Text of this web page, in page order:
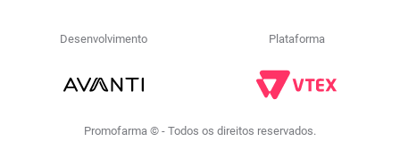
Desenvolvimento Plataforma
Promofarma © - Todos os direitos reservados.